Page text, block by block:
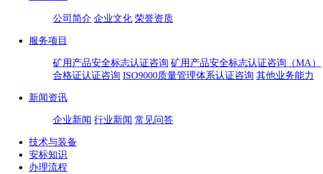
公司简介 企业文化 荣誉资质
服务项目
矿用产品安全标志认证咨询 矿用产品安全标志认证咨询（MA）
合格证认证咨询 ISO9000质量管理体系认证咨询 其他业务能力
新闻资讯
企业新闻 行业新闻 常见问答
技术与装备
安标知识
办理流程